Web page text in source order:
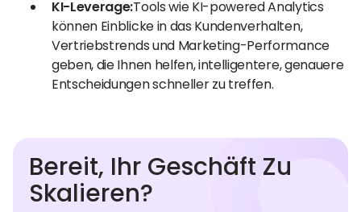
KI-Leverage:Tools wie KI-powered Analytics
können Einblicke in das Kundenverhalten,
Vertriebstrends und Marketing-Performance
geben, die Ihnen helfen, intelligentere, genauere
Entscheidungen schneller zu treffen.
Bereit, Ihr Geschäft Zu
Skalieren?